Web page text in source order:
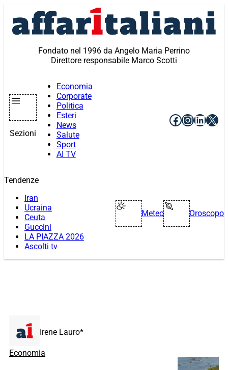
contenuto
Fondato nel 1996 da Angelo Maria Perrino
Direttore responsabile Marco Scotti
Sezioni
Economia
Corporate
Politica
Esteri
News
Salute
Sport
AI TV
Facebook
X
Tendenze
Iran
Ucraina
Ceuta
Guccini
LA PIAZZA 2026
Ascolti tv
Meteo Oroscopo
Irene Lauro*
Economia